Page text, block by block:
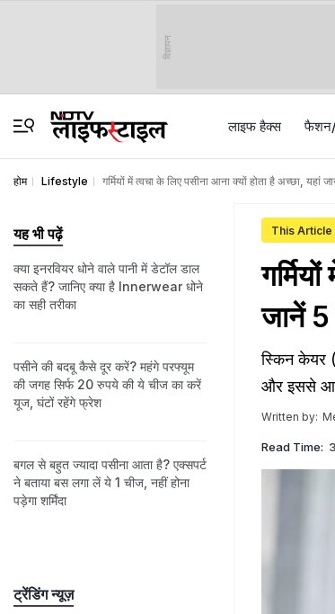
विज्ञापन
लाइफ हैक्स फैशन/
होम Lifestyle गर्मियों में त्वचा के लिए पसीना आना क्यों होता है अच्छा, यहां
This Article
जानें
स्किन केयर
और इससे
Written by:
Read Time:
यह भी पढ़ें
क्या इनरवियर धोने वाले पानी में डेटॉल डाल
सकते हैं? जानिए क्या है Innerwear धोने
का सही तरीका
पसीने की बदबू कैसे दूर करें? महंगे परफ्यूम
की जगह सिर्फ 20 रुपये की ये चीज का करें
यूज, घंटों रहेंगे फ्रेश
बगल से बहुत ज्यादा पसीना आता है? एक्सपर्ट
ने बताया बस लगा लें ये 1 चीज, नहीं होना
पड़ेगा शर्मिंदा
ट्रेंडिंग न्यूज़